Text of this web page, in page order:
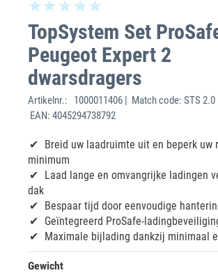
TopSystem Set
Peugeot Expert 2
dwarsdragers
Artikelnr.:
1000011406 | Match code: STS 2.0
EAN: 4045294738792
Breid uw laadruimte uit en beperk uw
minimum
Laad lange en omvangrijke ladingen
dak
Bespaar tijd door eenvoudige
Geïntegreerd ProSafe-
Maximale bijlading dankzij minimaal
Gewicht